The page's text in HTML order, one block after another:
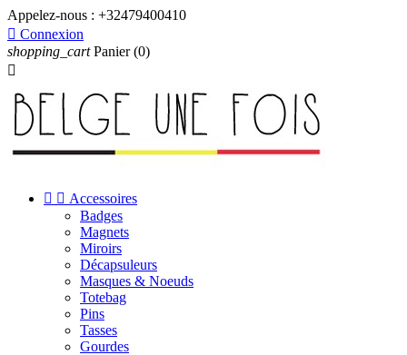
Appelez-nous : +32479400410
 Connexion
shopping_cart Panier (0)

  Accessoires
Badges
Magnets
Miroirs
Décapsuleurs
Masques & Noeuds
Totebag
Pins
Tasses
Gourdes